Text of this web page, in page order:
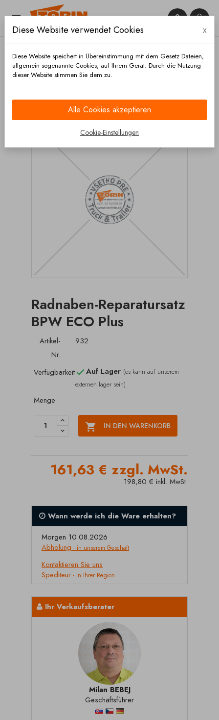
 

Radnaben-Reparatursatz
BPW ECO Plus
Artikel-
Nr.
932
Verfügbarkeit Auf Lager (es kann auf unserem
externen lager sein)
Menge
 IN DEN WARENKORB
161,63 € zzgl. MwSt.
198,80 € inkl. MwSt.
Wann werde ich die Ware erhalten?
Morgen 10.08.2026
Abholung - in unserem Geschäft
Kontaktieren Sie uns
Spediteur - in Ihrer Region
Ihr Verkaufsberater
Milan BEBEJ
Geschäftsführer
Diese Website verwendet Cookies x
Diese Website speichert in Übereinstimmung mit dem Gesetz Dateien,
allgemein sogenannte Cookies, auf Ihrem Gerät. Durch die Nutzung
dieser Website stimmen Sie dem zu.
Alle Cookies akzeptieren
Cookie-Einstellungen